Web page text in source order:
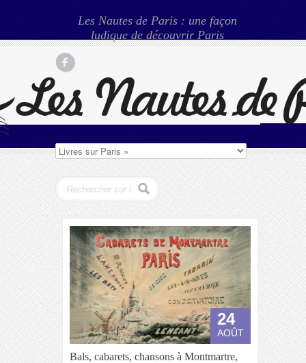
Les Nautes de Paris : une façon
ludique de découvrir Paris
24
AOÛT
Bals, cabarets, chansons à Montmartre,